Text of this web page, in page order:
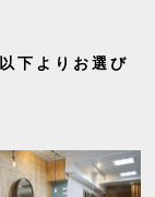
下よりお選び